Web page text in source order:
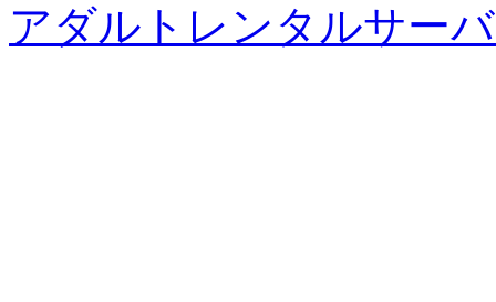
アダルトレンタルサー